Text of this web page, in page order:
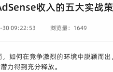
收入的五大实战
30 09:22:53 浏览量：1649
何在竞争激烈的环境中脱颖而
力得到充分释放。